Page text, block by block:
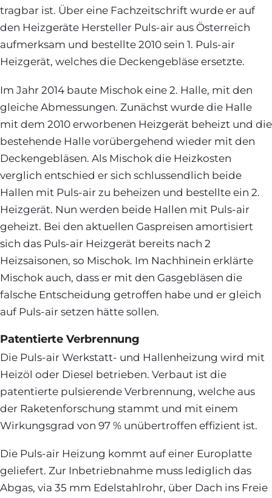
tragbar ist. Über eine Fachzeitschrift wurde er auf
den Heizgeräte Hersteller Puls-air aus Österreich
aufmerksam und bestellte 2010 sein 1. Puls-air
Heizgerät, welches die Deckengebläse ersetzte.
Im Jahr 2014 baute Mischok eine 2. Halle, mit den
gleiche Abmessungen. Zunächst wurde die Halle
mit dem 2010 erworbenen Heizgerät beheizt und die
bestehende Halle vorübergehend wieder mit den
Deckengebläsen. Als Mischok die Heizkosten
verglich entschied er sich schlussendlich beide
Hallen mit Puls-air zu beheizen und bestellte ein 2.
Heizgerät. Nun werden beide Hallen mit Puls-air
geheizt. Bei den aktuellen Gaspreisen amortisiert
sich das Puls-air Heizgerät bereits nach 2
Heizsaisonen, so Mischok. Im Nachhinein erklärte
Mischok auch, dass er mit den Gasgebläsen die
falsche Entscheidung getroffen habe und er gleich
auf Puls-air setzen hätte sollen.
Patentierte Verbrennung
Die Puls-air Werkstatt- und Hallenheizung wird mit
Heizöl oder Diesel betrieben. Verbaut ist die
patentierte pulsierende Verbrennung, welche aus
der Raketenforschung stammt und mit einem
Wirkungsgrad von 97 % unübertroffen effizient ist.
Die Puls-air Heizung kommt auf einer Europlatte
geliefert. Zur Inbetriebnahme muss lediglich das
Abgas, via 35 mm Edelstahlrohr, über Dach ins Freie